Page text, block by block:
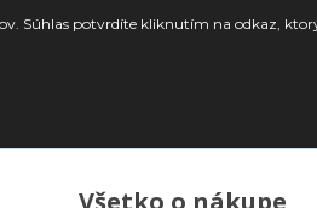
Súhlas potvrdíte kliknutím na odkaz,
Všetko o nákupe